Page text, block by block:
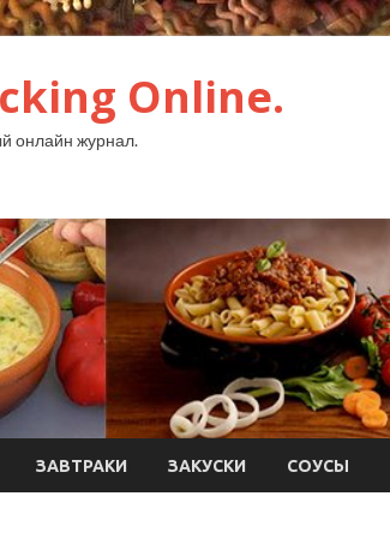
Online.
онлайн журнал.
ЗАВТРАКИ ЗАКУСКИ СОУСЫ